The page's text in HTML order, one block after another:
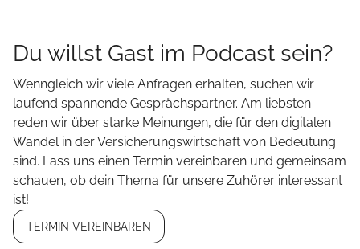
Du willst Gast im Podcast sein?
Wenngleich wir viele Anfragen erhalten, suchen wir
laufend spannende Gesprächspartner. Am liebsten
reden wir über starke Meinungen, die für den digitalen
Wandel in der Versicherungswirtschaft von Bedeutung
sind. Lass uns einen Termin vereinbaren und gemeinsam
schauen, ob dein Thema für unsere Zuhörer interessant
ist!
TERMIN VEREINBAREN